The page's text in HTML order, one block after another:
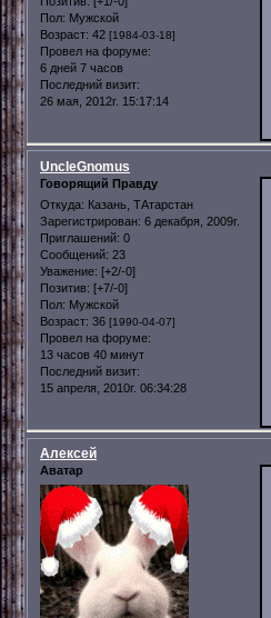
Пол: Мужской
Возраст: 42 [1984-03-18]
Провел на форуме:
6 дней 7 часов
Последний визит:
26 мая, 2012г. 15:17:14
UncleGnomus
Говорящий Правду
Откуда: Казань, ТАтарстан
Зарегистрирован: 6 декабря, 2009г.
Приглашений: 0
Сообщений: 23
Уважение: [+2/-0]
Позитив: [+7/-0]
Пол: Мужской
Возраст: 36 [1990-04-07]
Провел на форуме:
13 часов 40 минут
Последний визит:
15 апреля, 2010г. 06:34:28
Алексей
Аватар